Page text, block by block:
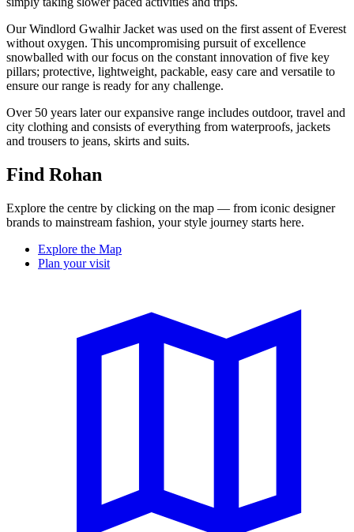
Our Windlord Gwalhir Jacket was used on the first assent of Everest
without oxygen. This uncompromising pursuit of excellence
snowballed with our focus on the constant innovation of five key
pillars; protective, lightweight, packable, easy care and versatile to
ensure our range is ready for any challenge.
Over 50 years later our expansive range includes outdoor, travel and
city clothing and consists of everything from waterproofs, jackets
and trousers to jeans, skirts and suits.
Find Rohan
Explore the centre by clicking on the map — from iconic designer
brands to mainstream fashion, your style journey starts here.
Explore the Map
Plan your visit